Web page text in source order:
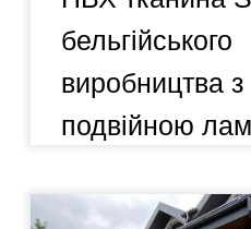
Головні переваги
матеріали